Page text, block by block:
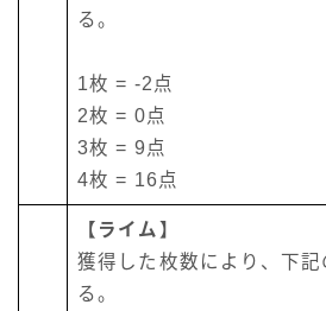
る。
1枚 = -2点
2枚 = 0点
3枚 = 9点
4枚 = 16点
【ライム】
獲得した枚数により、下
る。